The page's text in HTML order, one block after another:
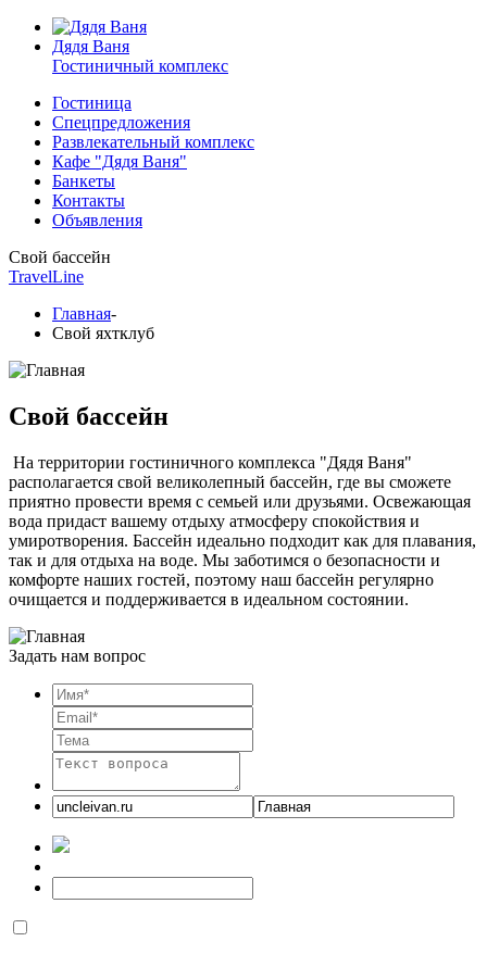
Дядя Ваня
Гостиничный комплекс
Гостиница
Спецпредложения
Развлекательный комплекс
Кафе "Дядя Ваня"
Банкеты
Контакты
Объявления
Свой бассейн
TravelLine
Главная-
Свой яхтклуб
Свой бассейн
На территории гостиничного комплекса "Дядя Ваня"
располагается свой великолепный бассейн, где вы сможете
приятно провести время с семьей или друзьями. Освежающая
вода придаст вашему отдыху атмосферу спокойствия и
умиротворения. Бассейн идеально подходит как для плавания,
так и для отдыха на воде. Мы заботимся о безопасности и
комфорте наших гостей, поэтому наш бассейн регулярно
очищается и поддерживается в идеальном состоянии.
Задать нам вопрос